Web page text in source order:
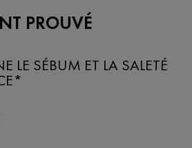
PROUVÉ
LE SÉBUM ET LA SALETÉ